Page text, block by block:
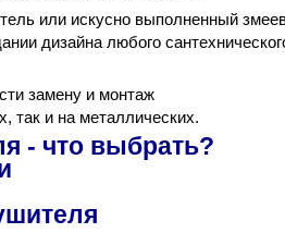
или искусно выполненный
дизайна любого
замену и монтаж
так и на металлических.
- что выбрать?